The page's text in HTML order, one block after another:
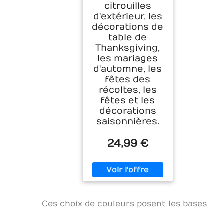
citrouilles
d'extérieur, les
décorations de
table de
Thanksgiving,
les mariages
d'automne, les
fêtes des
récoltes, les
fêtes et les
décorations
saisonnières.
24,99 €
Ces choix de couleurs posent les bases